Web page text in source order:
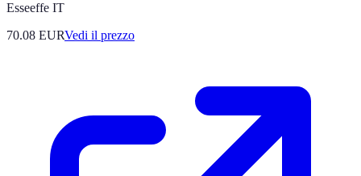
Esseeffe IT
70.08 EURVedi il prezzo